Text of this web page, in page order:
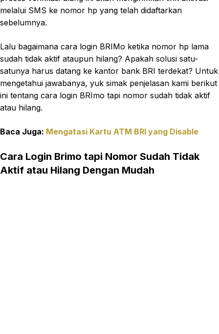
melalui SMS ke nomor hp yang telah didaftarkan
sebelumnya.
Lalu bagaimana cara login BRIMo ketika nomor hp lama
sudah tidak aktif ataupun hilang? Apakah solusi satu-
satunya harus datang ke kantor bank BRI terdekat? Untuk
mengetahui jawabanya, yuk simak penjelasan kami berikut
ini tentang cara login BRImo tapi nomor sudah tidak aktif
atau hilang.
Baca Juga: Mengatasi Kartu ATM BRI yang Disable
Cara Login Brimo tapi Nomor Sudah Tidak
Aktif atau Hilang Dengan Mudah